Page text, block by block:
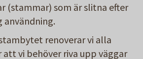
(stammar) som är slitna efter
användning.
renoverar vi alla
att vi behöver riva upp väggar